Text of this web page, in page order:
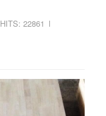
HITS: 22861